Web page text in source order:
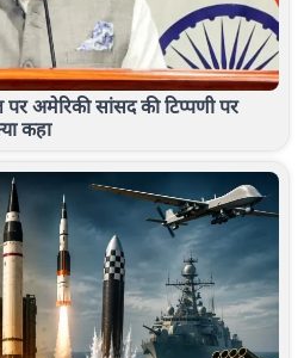
अमेरिकी सांसद की टिप्पणी पर
कहा